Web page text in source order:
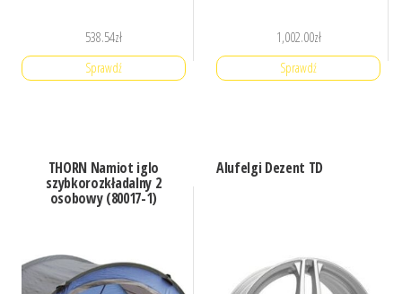
538.54zł
Sprawdź
1,002.00zł
Sprawdź
THORN Namiot iglo
szybkorozkładalny 2
osobowy (80017-1)
Alufelgi Dezent TD